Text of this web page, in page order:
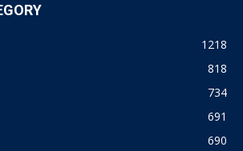
1218
818
734
691
690